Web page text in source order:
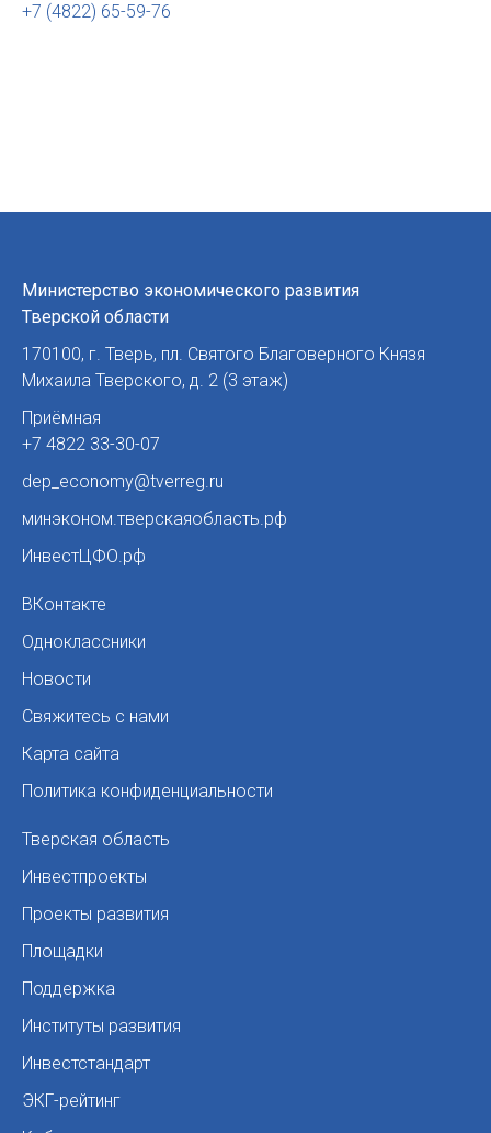
+7 (4822) 65-59-76
Министерство экономического развития
Тверской области
170100, г. Тверь, пл. Святого Благоверного Князя
Михаила Тверского, д. 2 (3 этаж)
Приёмная
+7 4822 33-30-07
dep_economy@tverreg.ru
минэконом.тверскаяобласть.рф
ИнвестЦФО.рф
ВКонтакте
Одноклассники
Новости
Свяжитесь с нами
Карта сайта
Политика конфиденциальности
Тверская область
Инвестпроекты
Проекты развития
Площадки
Поддержка
Институты развития
Инвестстандарт
ЭКГ-рейтинг